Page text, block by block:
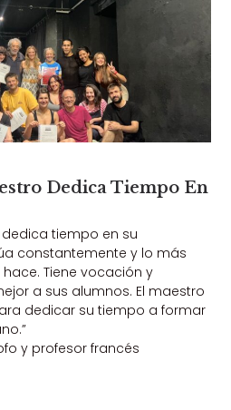
Dedica Tiempo En
tiempo en su
constantemente y lo más
Tiene vocación y
a sus alumnos. El maestro
dedicar su tiempo a formar
y profesor francés